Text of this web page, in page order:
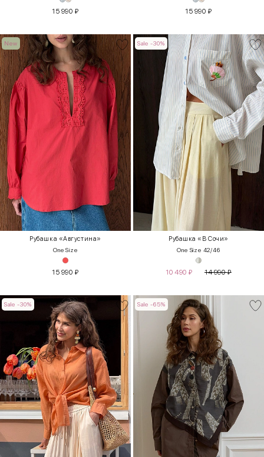
15 990 ₽ 15 990 ₽
New
Рубашка «Августина»
One Size
15 990 ₽
Sale -30%
Рубашка «В Сочи»
One Size 42/46
10 490 ₽ 14 990₽
Sale -30% Sale -65%